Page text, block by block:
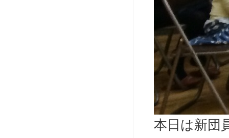
本日は新団